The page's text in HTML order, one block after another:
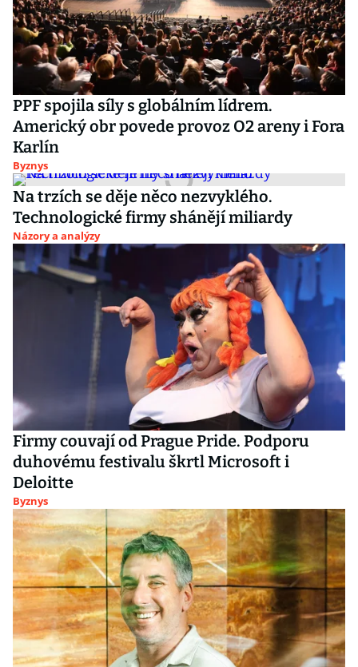
PPF spojila síly s globálním lídrem.
Americký obr povede provoz O2 areny i Fora
Karlín
Byznys
Na trzích se děje něco nezvyklého.
Technologické firmy shánějí miliardy
Názory a analýzy
Firmy couvají od Prague Pride. Podporu
duhovému festivalu škrtl Microsoft i
Deloitte
Byznys